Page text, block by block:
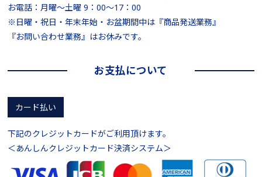
お電話：月曜～土曜 9：00～17：00
※日曜・祝日・年末年始・お盆期間中は『商品発送業務』
『お問い合わせ業務』はお休みです。
お支払について
カード払い
下記のクレジットカードがご利用頂けます。
＜あんしんクレジットカード決済システム＞